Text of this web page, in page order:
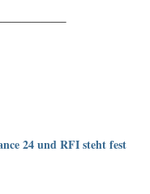
24 und RFI steht fest